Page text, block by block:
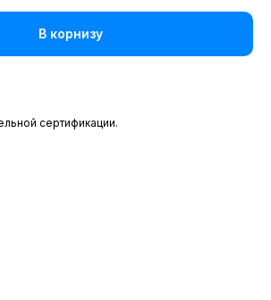
В корнизу
сертификации.